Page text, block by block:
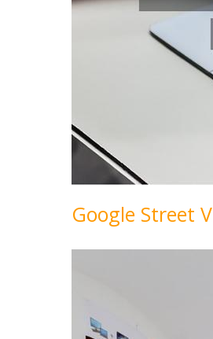
Google Street